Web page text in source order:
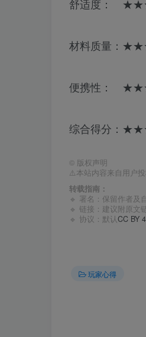
舒适度：
材料质量：
便携性：
综合得分：
© 版权声明
⚠️本站内容来自用户投
转载指南：
🔹 署名：保留作者及
🔹 链接：建议附原文
🔹 协议：默认CC BY
玩家心得